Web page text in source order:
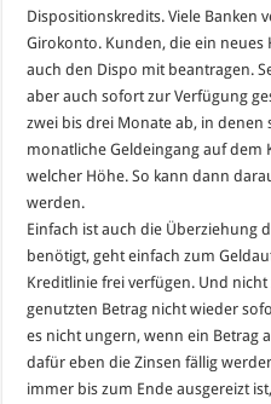
Dispositionskredits. Viele Banken
Girokonto. Kunden, die ein
auch den Dispo mit beantragen.
aber auch sofort zur Verfügung
zwei bis drei Monate ab, in denen
monatliche Geldeingang auf
welcher Höhe. So kann dann
werden.
Einfach ist auch die Überziehung
benötigt, geht einfach zum
Kreditlinie frei verfügen. Und
genutzten Betrag nicht wieder
es nicht ungern, wenn ein Betrag
dafür eben die Zinsen fällig
immer bis zum Ende ausgereizt